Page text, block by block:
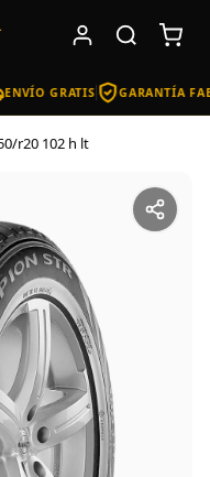
GRATIS GARANTÍA
r20 102 h lt